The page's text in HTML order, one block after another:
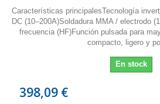
Características principalesTecnología
DC (10–200A)Soldadura MMA / electrodo
frecuencia (HF)Función pulsada para
compacto, ligero y
En stock
398,09 €